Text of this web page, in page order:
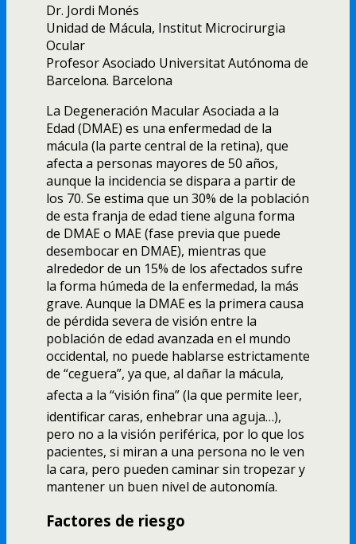
Dr. Jordi Monés
Unidad de Mácula, Institut Microcirurgia
Ocular
Profesor Asociado Universitat Autónoma de
Barcelona. Barcelona
La Degeneración Macular Asociada a la
Edad (DMAE) es una enfermedad de la
mácula (la parte central de la retina), que
afecta a personas mayores de 50 años,
aunque la incidencia se dispara a partir de
los 70. Se estima que un 30% de la población
de esta franja de edad tiene alguna forma
de DMAE o MAE (fase previa que puede
desembocar en DMAE), mientras que
alrededor de un 15% de los afectados sufre
la forma húmeda de la enfermedad, la más
grave. Aunque la DMAE es la primera causa
de pérdida severa de visión entre la
población de edad avanzada en el mundo
occidental, no puede hablarse estrictamente
de “ceguera”, ya que, al dañar la mácula,
afecta a la “visión fina” (la que permite leer,
identificar caras, enhebrar una aguja…),
pero no a la visión periférica, por lo que los
pacientes, si miran a una persona no le ven
la cara, pero pueden caminar sin tropezar y
mantener un buen nivel de autonomí­a.
Factores de riesgo